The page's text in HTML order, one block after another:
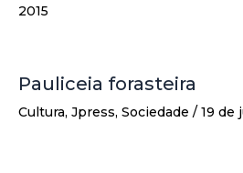
2015
Pauliceia forasteira
Cultura, Jpress, Sociedade / 19 de